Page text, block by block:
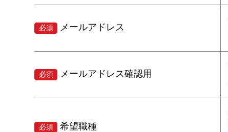
必須 メールアドレス
必須 メールアドレス確認用
必須 希望職種